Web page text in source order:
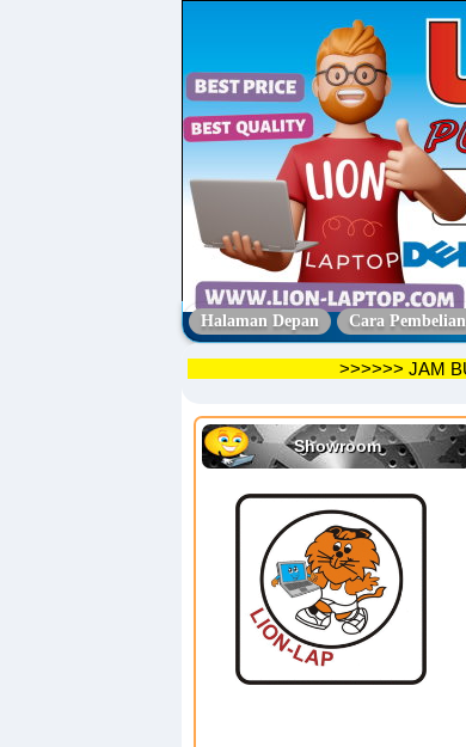
Halaman Depan Cara Pembelian
>>>>>>
Showroom